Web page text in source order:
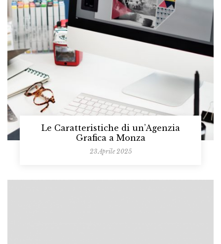
Le Caratteristiche di un’Agenzia
Grafica a Monza
23 Aprile 2025